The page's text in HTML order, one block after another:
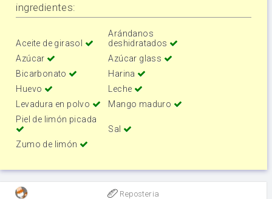
ingredientes:
Aceite de girasol
Arándanos
deshidratados
Azúcar
Azúcar glass
Bicarbonato
Harina
Huevo
Leche
Levadura en polvo
Mango maduro
Piel de limón picada
Sal
Zumo de limón
Reposteria